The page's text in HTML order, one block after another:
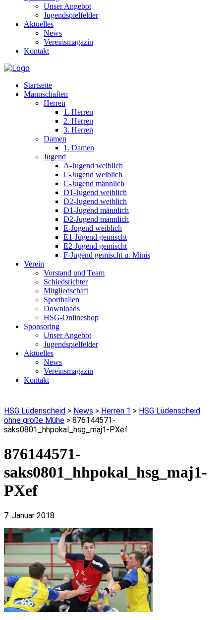
Unser Angebot
Jugendspielfelder
Aktuelles
News
Vereinsmagazin
Kontakt
Startseite
Mannschaften
Herren
1. Herren
2. Herren
3. Herren
Damen
1. Damen
Jugend
A-Jugend weiblich
C-Jugend weiblich
C-Jugend männlich
D1-Jugend weiblich
D2-Jugend weiblich
D1-Jugend männlich
D2-Jugend männlich
E-Jugend weiblich
E1-Jugend gemischt
E2-Jugend gemischt
F-Jugend gemischt u. Minis
Verein
Vorstand und Team
Schiedsrichter
Mitgliedschaft
Sporthallen
Downloads
HSG-Onlineshop
Sponsoring
Unser Angebot
Jugendspielfelder
Aktuelles
News
Vereinsmagazin
Kontakt
HSG Lüdenscheid > News > Herren 1 > HSG Lüdenscheid
ohne große Mühe > 876144571-
saks0801_hhpokal_hsg_maj1-PXef
876144571-
saks0801_hhpokal_hsg_maj1-
PXef
7. Januar 2018